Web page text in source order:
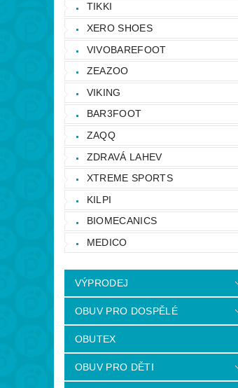
TIKKI
XERO SHOES
VIVOBAREFOOT
ZEAZOO
VIKING
BAR3FOOT
ZAQQ
ZDRAVÁ LAHEV
XTREME SPORTS
KILPI
BIOMECANICS
MEDICO
VÝPRODEJ
OBUV PRO DOSPĚLÉ
OBUTEX
OBUV PRO DĚTI